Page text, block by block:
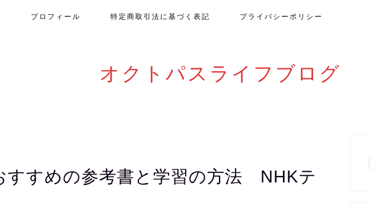
プロフィール 特定商取引法に基づく表記 プライバシーポリシー
オクトパスライフブログ
すすめの参考書と学習の方法 NHKテ